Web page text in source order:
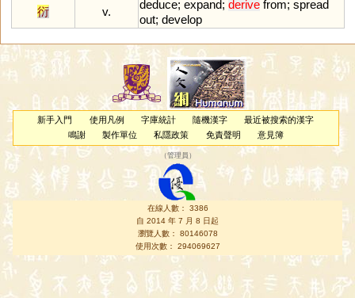
衍
v.
deduce; expand; derive from; spread
out; develop
新手入門 使用凡例 字庫統計 隨機漢字
最近被搜索的漢字
鳴謝
製作單位 私隱政策 免責聲明 意見簿
（管理員 ）
在線人數： 3386
自 2014 年 7 月 8 日起
瀏覽人數： 80146078
使用次數： 294069627